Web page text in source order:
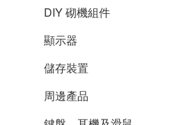
DIY 砌機組件
顯示器
儲存裝置
周邊產品